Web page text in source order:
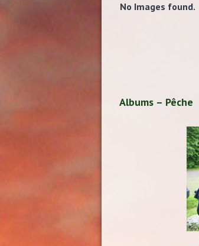
No Images found.
Albums – Pêche